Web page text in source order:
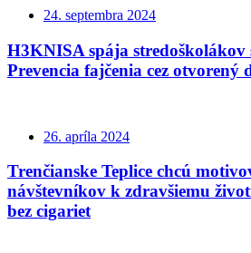
24. septembra 2024
H3KNISA spája stredoškolákov
Prevencia fajčenia cez otvorený
26. apríla 2024
Trenčianske Teplice chcú
návštevníkov k zdravšiemu
bez cigariet